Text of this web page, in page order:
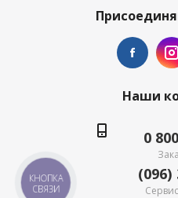
Наши
0
(096)
КНОПКА
СВЯЗИ